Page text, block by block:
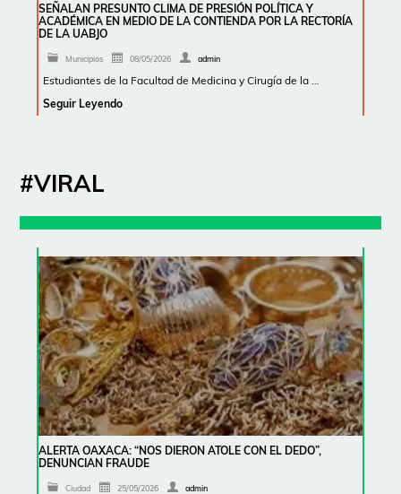
SEÑALAN PRESUNTO CLIMA DE PRESIÓN POLÍTICA Y
ACADÉMICA EN MEDIO DE LA CONTIENDA POR LA RECTORÍA
DE LA UABJO
Municipios 08/05/2026 admin
Estudiantes de la Facultad de Medicina y Cirugía de la …
Seguir Leyendo
#VIRAL
ALERTA OAXACA: “NOS DIERON ATOLE CON EL DEDO”,
DENUNCIAN FRAUDE
Ciudad 25/05/2026 admin